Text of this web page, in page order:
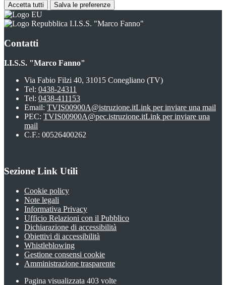
Accetta tutti Salva le preferenze
I.I.S.S. "Marco Fanno"
Contatti
I.I.S.S. "Marco Fanno"
Via Fabio Filzi 40, 31015 Conegliano (TV)
Tel: 0438-24311
Tel: 0438-411153
Email: TVIS00900A@istruzione.itLink per inviare una mail
PEC: TVIS00900A@pec.istruzione.itLink per inviare una
mail
C.F.: 00526400262
Sezione Link Utili
Cookie policy
Note legali
Informativa Privacy
Ufficio Relazioni con il Pubblico
Dichiarazione di accessibilità
Obiettivi di accessibilità
Whistleblowing
Gestione consensi cookie
Amministrazione trasparente
Pagina visualizzata 403 volte